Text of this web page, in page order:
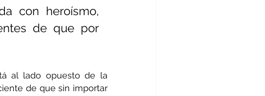
con heroísmo,
de que por
al lado opuesto de la
de que sin importar